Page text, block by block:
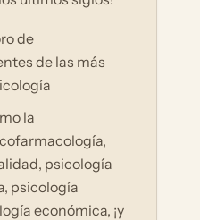
de
de las más
la
psicología
psicología
económica, ¡y